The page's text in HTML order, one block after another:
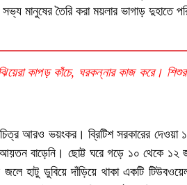
মানুষের তৈরি করা ময়লার ভাগাড় দুহাতে
কাপড় কাঁচে, ঘরকন্নার কাজ করে।
চিত্র আরও ভয়ংকর। ব্রিটিশ সরকারের
বাড়েনি। ছোট্ট ঘরে গড়ে ১০ থেকে ১২
হাটু ডুবিয়ে দাঁড়িয়ে থাকা একটি